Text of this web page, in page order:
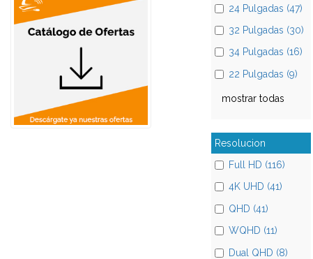
24 Pulgadas (47)
32 Pulgadas (30)
34 Pulgadas (16)
22 Pulgadas (9)
mostrar todas
Resolucion
Full HD (116)
4K UHD (41)
QHD (41)
WQHD (11)
Dual QHD (8)